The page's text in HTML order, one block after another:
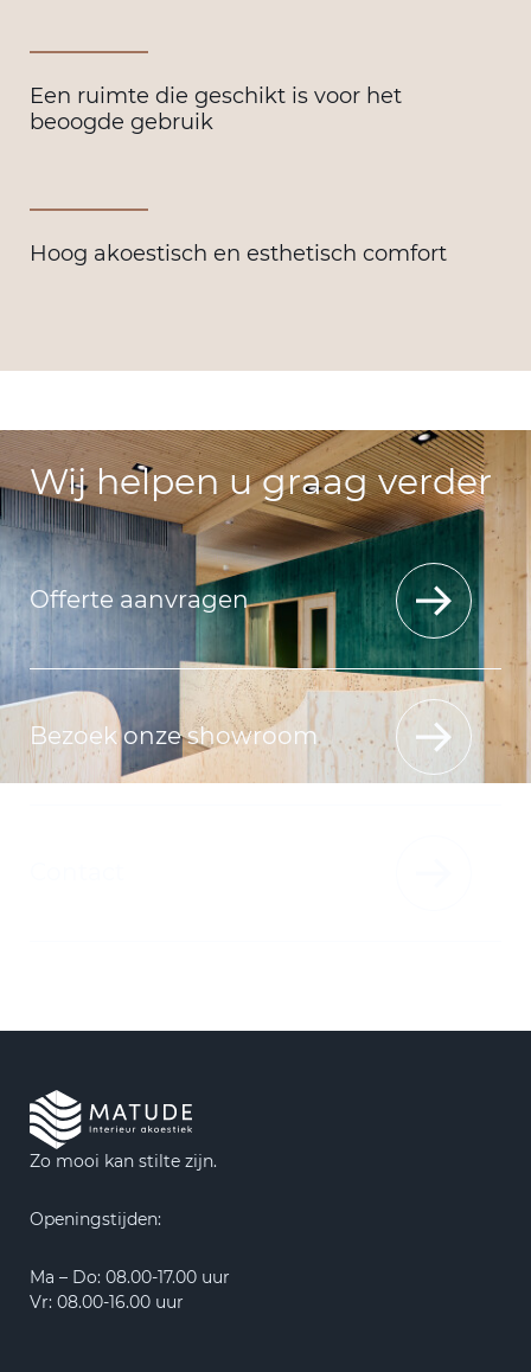
Een ruimte die geschikt is voor het
beoogde gebruik
Hoog akoestisch en esthetisch comfort
Wij helpen u graag verder
Offerte aanvragen
Bezoek onze showroom
Zo mooi kan stilte zijn.
Openingstijden:
Ma – Do: 08.00-17.00 uur
Vr: 08.00-16.00 uur